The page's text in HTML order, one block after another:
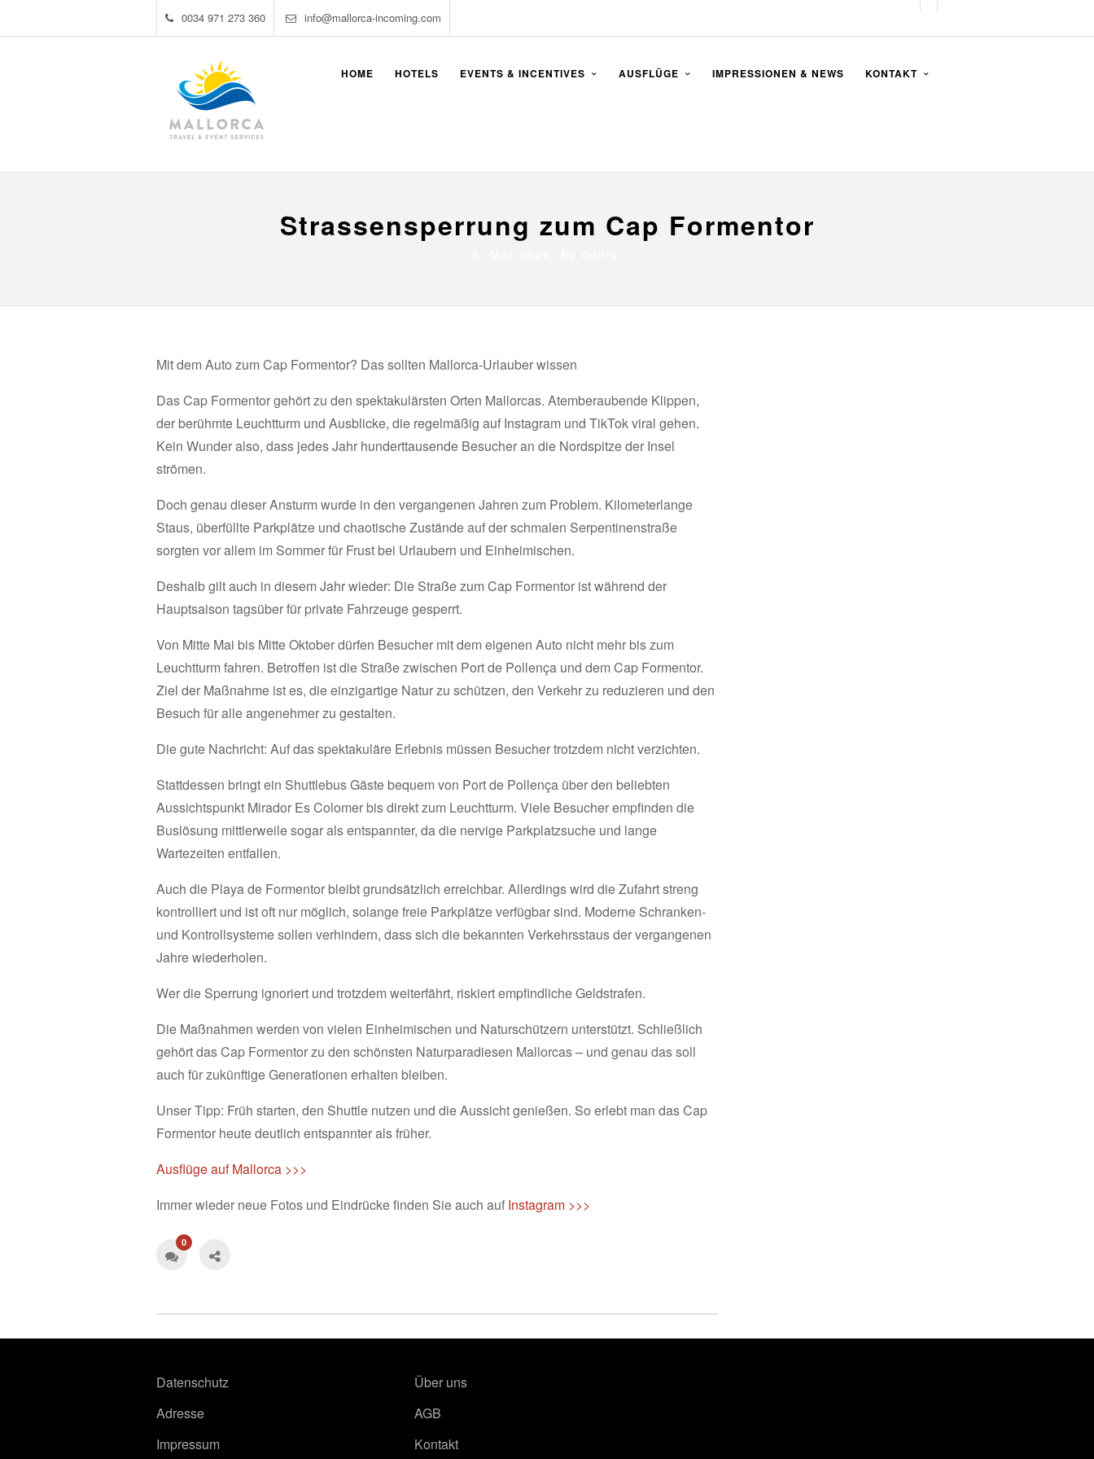
0034 971 273 360 info@mallorca-incoming.com
HOME HOTELS EVENTS & INCENTIVES AUSFLÜGE IMPRESSIONEN & NEWS KONTAKT
Strassensperrung zum Cap Formentor
Mit dem Auto zum Cap Formentor? Das sollten Mallorca-Urlauber wissen
Das Cap Formentor gehört zu den spektakulärsten Orten Mallorcas. Atemberaubende Klippen,
der berühmte Leuchtturm und Ausblicke, die regelmäßig auf Instagram und TikTok viral gehen.
Kein Wunder also, dass jedes Jahr hunderttausende Besucher an die Nordspitze der Insel
strömen.
Doch genau dieser Ansturm wurde in den vergangenen Jahren zum Problem. Kilometerlange
Staus, überfüllte Parkplätze und chaotische Zustände auf der schmalen Serpentinenstraße
sorgten vor allem im Sommer für Frust bei Urlaubern und Einheimischen.
Deshalb gilt auch in diesem Jahr wieder: Die Straße zum Cap Formentor ist während der
Hauptsaison tagsüber für private Fahrzeuge gesperrt.
Von Mitte Mai bis Mitte Oktober dürfen Besucher mit dem eigenen Auto nicht mehr bis zum
Leuchtturm fahren. Betroffen ist die Straße zwischen Port de Pollença und dem Cap Formentor.
Ziel der Maßnahme ist es, die einzigartige Natur zu schützen, den Verkehr zu reduzieren und den
Besuch für alle angenehmer zu gestalten.
Die gute Nachricht: Auf das spektakuläre Erlebnis müssen Besucher trotzdem nicht verzichten.
Stattdessen bringt ein Shuttlebus Gäste bequem von Port de Pollença über den beliebten
Aussichtspunkt Mirador Es Colomer bis direkt zum Leuchtturm. Viele Besucher empfinden die
Buslösung mittlerweile sogar als entspannter, da die nervige Parkplatzsuche und lange
Wartezeiten entfallen.
Auch die Playa de Formentor bleibt grundsätzlich erreichbar. Allerdings wird die Zufahrt streng
kontrolliert und ist oft nur möglich, solange freie Parkplätze verfügbar sind. Moderne Schranken-
und Kontrollsysteme sollen verhindern, dass sich die bekannten Verkehrsstaus der vergangenen
Jahre wiederholen.
Wer die Sperrung ignoriert und trotzdem weiterfährt, riskiert empfindliche Geldstrafen.
Die Maßnahmen werden von vielen Einheimischen und Naturschützern unterstützt. Schließlich
gehört das Cap Formentor zu den schönsten Naturparadiesen Mallorcas – und genau das soll
auch für zukünftige Generationen erhalten bleiben.
Unser Tipp: Früh starten, den Shuttle nutzen und die Aussicht genießen. So erlebt man das Cap
Formentor heute deutlich entspannter als früher.
Ausflüge auf Mallorca >>>
Immer wieder neue Fotos und Eindrücke finden Sie auch auf Instagram >>>
0
Datenschutz
Adresse
Impressum
Über uns
AGB
Kontakt